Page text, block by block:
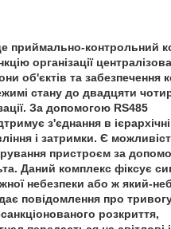
приймально-контрольний
організації
об'єктів та забезпечення
стану до двадцяти
За допомогою RS485
з'єднання в
і затримки. Є
пристроєм за
Даний комплекс фіксує
небезпеки або ж який-
повідомлення про
розкриття,